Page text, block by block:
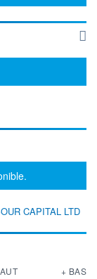
CAPITAL LTD
+ BAS